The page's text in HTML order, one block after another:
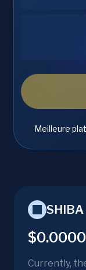
Meilleure
SHIBA
Currently,